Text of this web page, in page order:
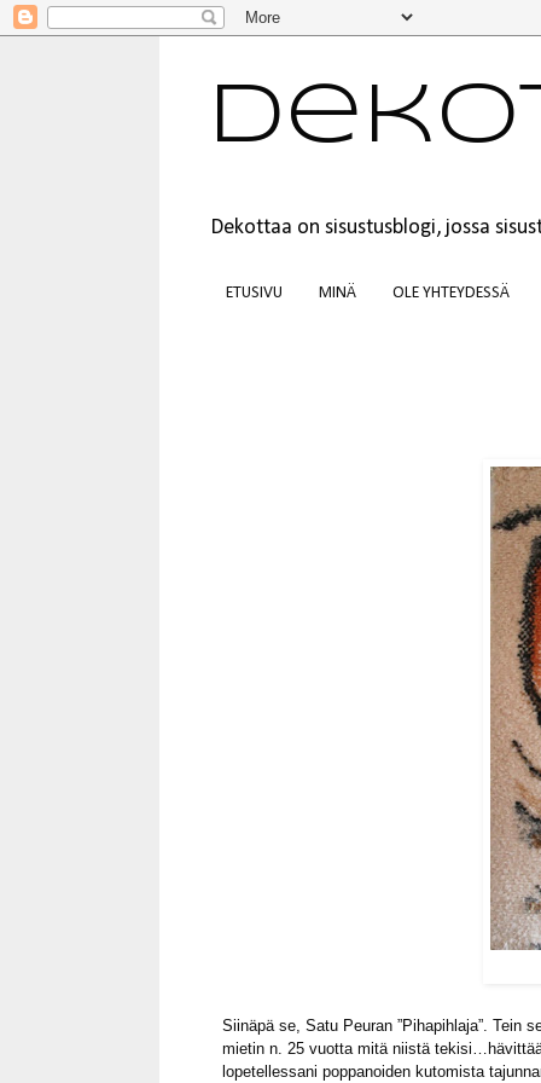
Dekottaa on sisustusblogi, jossa
ETUSIVU MINÄ OLE YHTEYDESSÄ
Siinäpä se, Satu Peuran ”Pihapihlaja”. Tein
mietin n. 25 vuotta mitä niistä
lopetellessani poppanoiden kutomista